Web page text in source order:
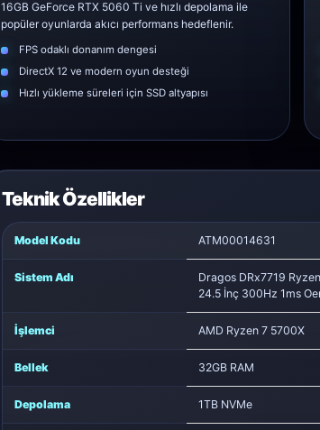
16GB GeForce RTX 5060 Ti ve hızlı depolama ile
popüler oyunlarda akıcı performans hedeflenir.
FPS odaklı donanım dengesi
DirectX 12 ve modern oyun desteği
Hızlı yükleme süreleri için SSD altyapısı
Teknik Özellikler
Model Kodu ATM00014631
Sistem Adı
Dragos DRx7719
24.5 İnç 300Hz 1ms
İşlemci AMD Ryzen 7 5700X
Bellek 32GB RAM
Depolama 1TB NVMe